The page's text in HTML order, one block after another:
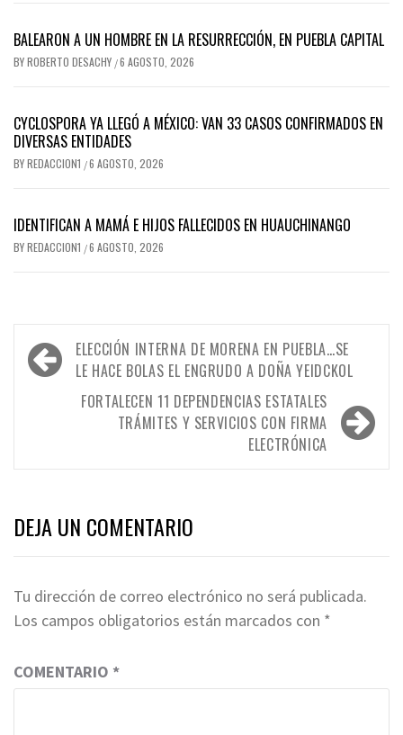
BALEARON A UN HOMBRE EN LA RESURRECCIÓN, EN PUEBLA CAPITAL
BYROBERTO DESACHY /6 AGOSTO, 2026
CYCLOSPORA YA LLEGÓ A MÉXICO: VAN 33 CASOS CONFIRMADOS EN
DIVERSAS ENTIDADES
BYREDACCION1 /6 AGOSTO, 2026
IDENTIFICAN A MAMÁ E HIJOS FALLECIDOS EN HUAUCHINANGO
BYREDACCION1 /6 AGOSTO, 2026
Navegación
de
entradas
ELECCIÓN INTERNA DE MORENA EN PUEBLA…SE
LE HACE BOLAS EL ENGRUDO A DOÑA YEIDCKOL
FORTALECEN 11 DEPENDENCIAS ESTATALES
TRÁMITES Y SERVICIOS CON FIRMA
ELECTRÓNICA
DEJA UN COMENTARIO
Tu dirección de correo electrónico no será publicada.
Los campos obligatorios están marcados con *
COMENTARIO *